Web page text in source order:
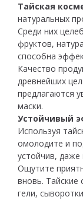
Тайская
натуральных
Среди них
фруктов,
способна
Качество
древнейших
предлагаются
маски.
Устойчивый
Используя
омолодите и
устойчив,
Ощутите
вновь. Тайские
гели,